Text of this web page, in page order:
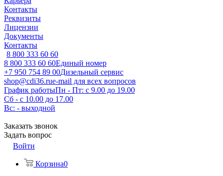
Контакты
Реквизиты
Лицензии
Документы
Контакты
8 800 333 60 60
8 800 333 60 60Единый номер
+7 950 754 89 00Дизельный сервис
shop@cdi36.rue-mail для всех вопросов
График работыПн - Пт: с 9.00 до 19.00
Сб - с 10.00 до 17.00
Вс: - выходной
Заказать звонок
Задать вопрос
Войти
Корзина0